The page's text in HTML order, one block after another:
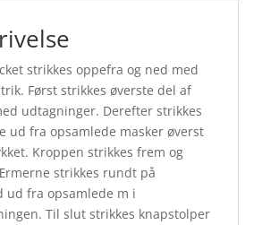
strikkes oppefra og ned med
Først strikkes øverste del af
udtagninger. Derefter strikkes
ud fra opsamlede masker øverst
Kroppen strikkes frem og
strikkes rundt på
ud fra opsamlede m i
Til slut strikkes knapstolper